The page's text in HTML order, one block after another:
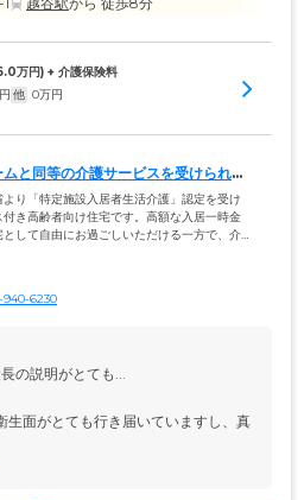
万円) + 介護保険料
他 0万円
と同等の介護サービスを受けられる
り「特定施設入居者生活介護」認定を受け
き高齢者向け住宅です。高額な入居一時金
して自由にお過ごしいただける一方で、介
いです。お食事・入浴・排せつなどの身体
でご提供いたします。また、栄養管理の行
940-6230
の説明がとても...
生面がとても行き届いていますし、真